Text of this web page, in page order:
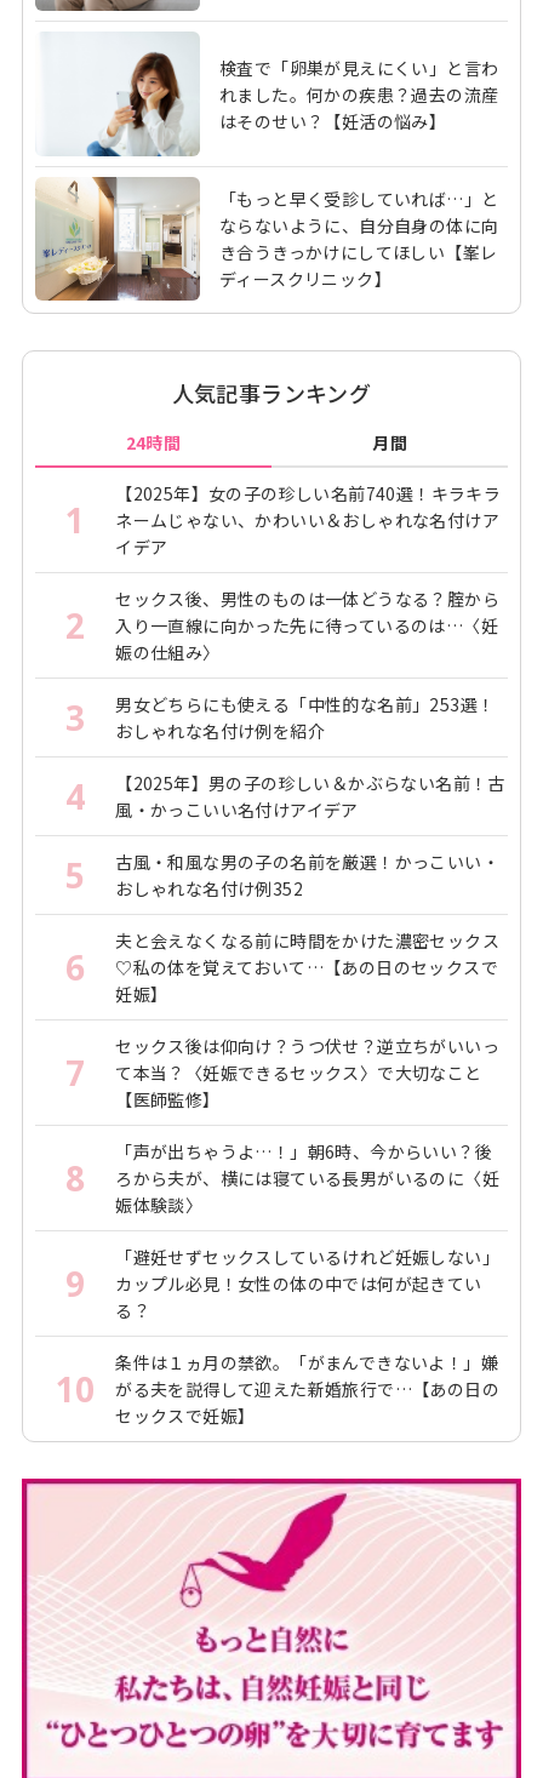
検査で「卵巣が見えにくい」と言わ
れました。何かの疾患？過去の流産
はそのせい？【妊活の悩み】
「もっと早く受診していれば…」と
ならないように、自分自身の体に向
き合うきっかけにしてほしい【峯レ
ディースクリニック】
人気記事ランキング
24時間 月間
1
【2025年】女の子の珍しい名前740選！キラキラ
ネームじゃない、かわいい＆おしゃれな名付けア
イデア
2
セックス後、男性のものは一体どうなる？腟から
入り一直線に向かった先に待っているのは…〈妊
娠の仕組み〉
3
男女どちらにも使える「中性的な名前」253選！
おしゃれな名付け例を紹介
4
【2025年】男の子の珍しい＆かぶらない名前！古
風・かっこいい名付けアイデア
5
古風・和風な男の子の名前を厳選！かっこいい・
おしゃれな名付け例352
6
夫と会えなくなる前に時間をかけた濃密セックス
♡私の体を覚えておいて…【あの日のセックスで
妊娠】
7
セックス後は仰向け？うつ伏せ？逆立ちがいいっ
て本当？〈妊娠できるセックス〉で大切なこと
【医師監修】
8
「声が出ちゃうよ…！」朝6時、今からいい？後
ろから夫が、横には寝ている長男がいるのに〈妊
娠体験談〉
9
「避妊せずセックスしているけれど妊娠しない」
カップル必見！女性の体の中では何が起きてい
る？
10
条件は１ヵ月の禁欲。「がまんできないよ！」嫌
がる夫を説得して迎えた新婚旅行で…【あの日の
セックスで妊娠】